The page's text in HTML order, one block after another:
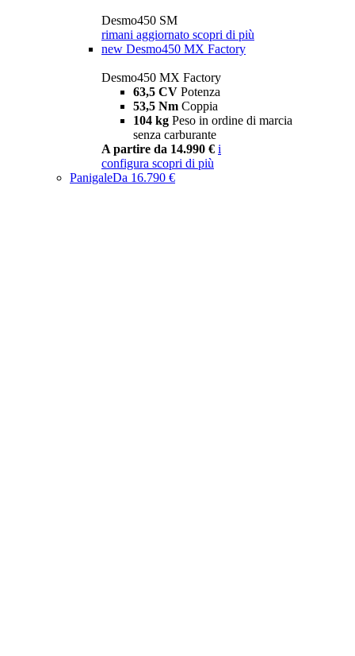
Desmo450 SM
rimani aggiornato scopri di più
new Desmo450 MX Factory
Desmo450 MX Factory
63,5 CV Potenza
53,5 Nm Coppia
104 kg Peso in ordine di marcia
senza carburante
A partire da 14.990 € i
configura scopri di più
PanigaleDa 16.790 €